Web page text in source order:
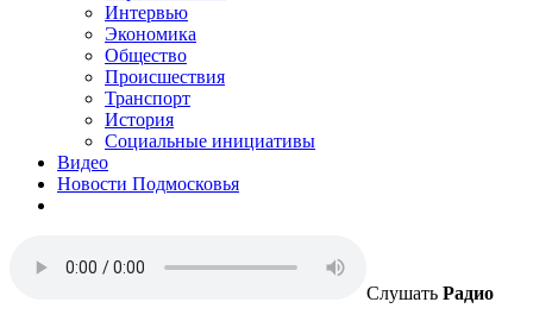
Интервью
Экономика
Общество
Происшествия
Транспорт
История
Социальные инициативы
Видео
Новости Подмосковья
Слушать Радио